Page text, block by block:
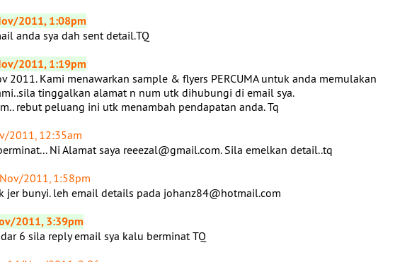
2011, 1:08pm
anda sya dah sent detail.TQ
2011, 1:19pm
2011. Kami menawarkan sample & flyers PERCUMA untuk anda memulakan
tinggalkan alamat n num utk dihubungi di email sya.
rebut peluang ini utk menambah pendapatan anda. Tq
2011, 12:35am
Ni Alamat saya reeezal@gmail.com. Sila emelkan detail..tq
2011, 1:58pm
jer bunyi. leh email details pada johanz84@hotmail.com
2011, 3:39pm
6 sila reply email sya kalu berminat TQ